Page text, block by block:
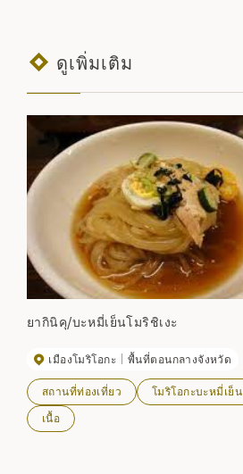
ดูเพิ่มเติม
ยากินิคุ/บะหมี่เย็นโมริชิเงะ
เมืองโมริโอกะ พื้นที่ตอนกลางจังหวัด
สถานที่ท่องเที่ยว
โมริโอกะบะหมี่เย็น
เนื้อ